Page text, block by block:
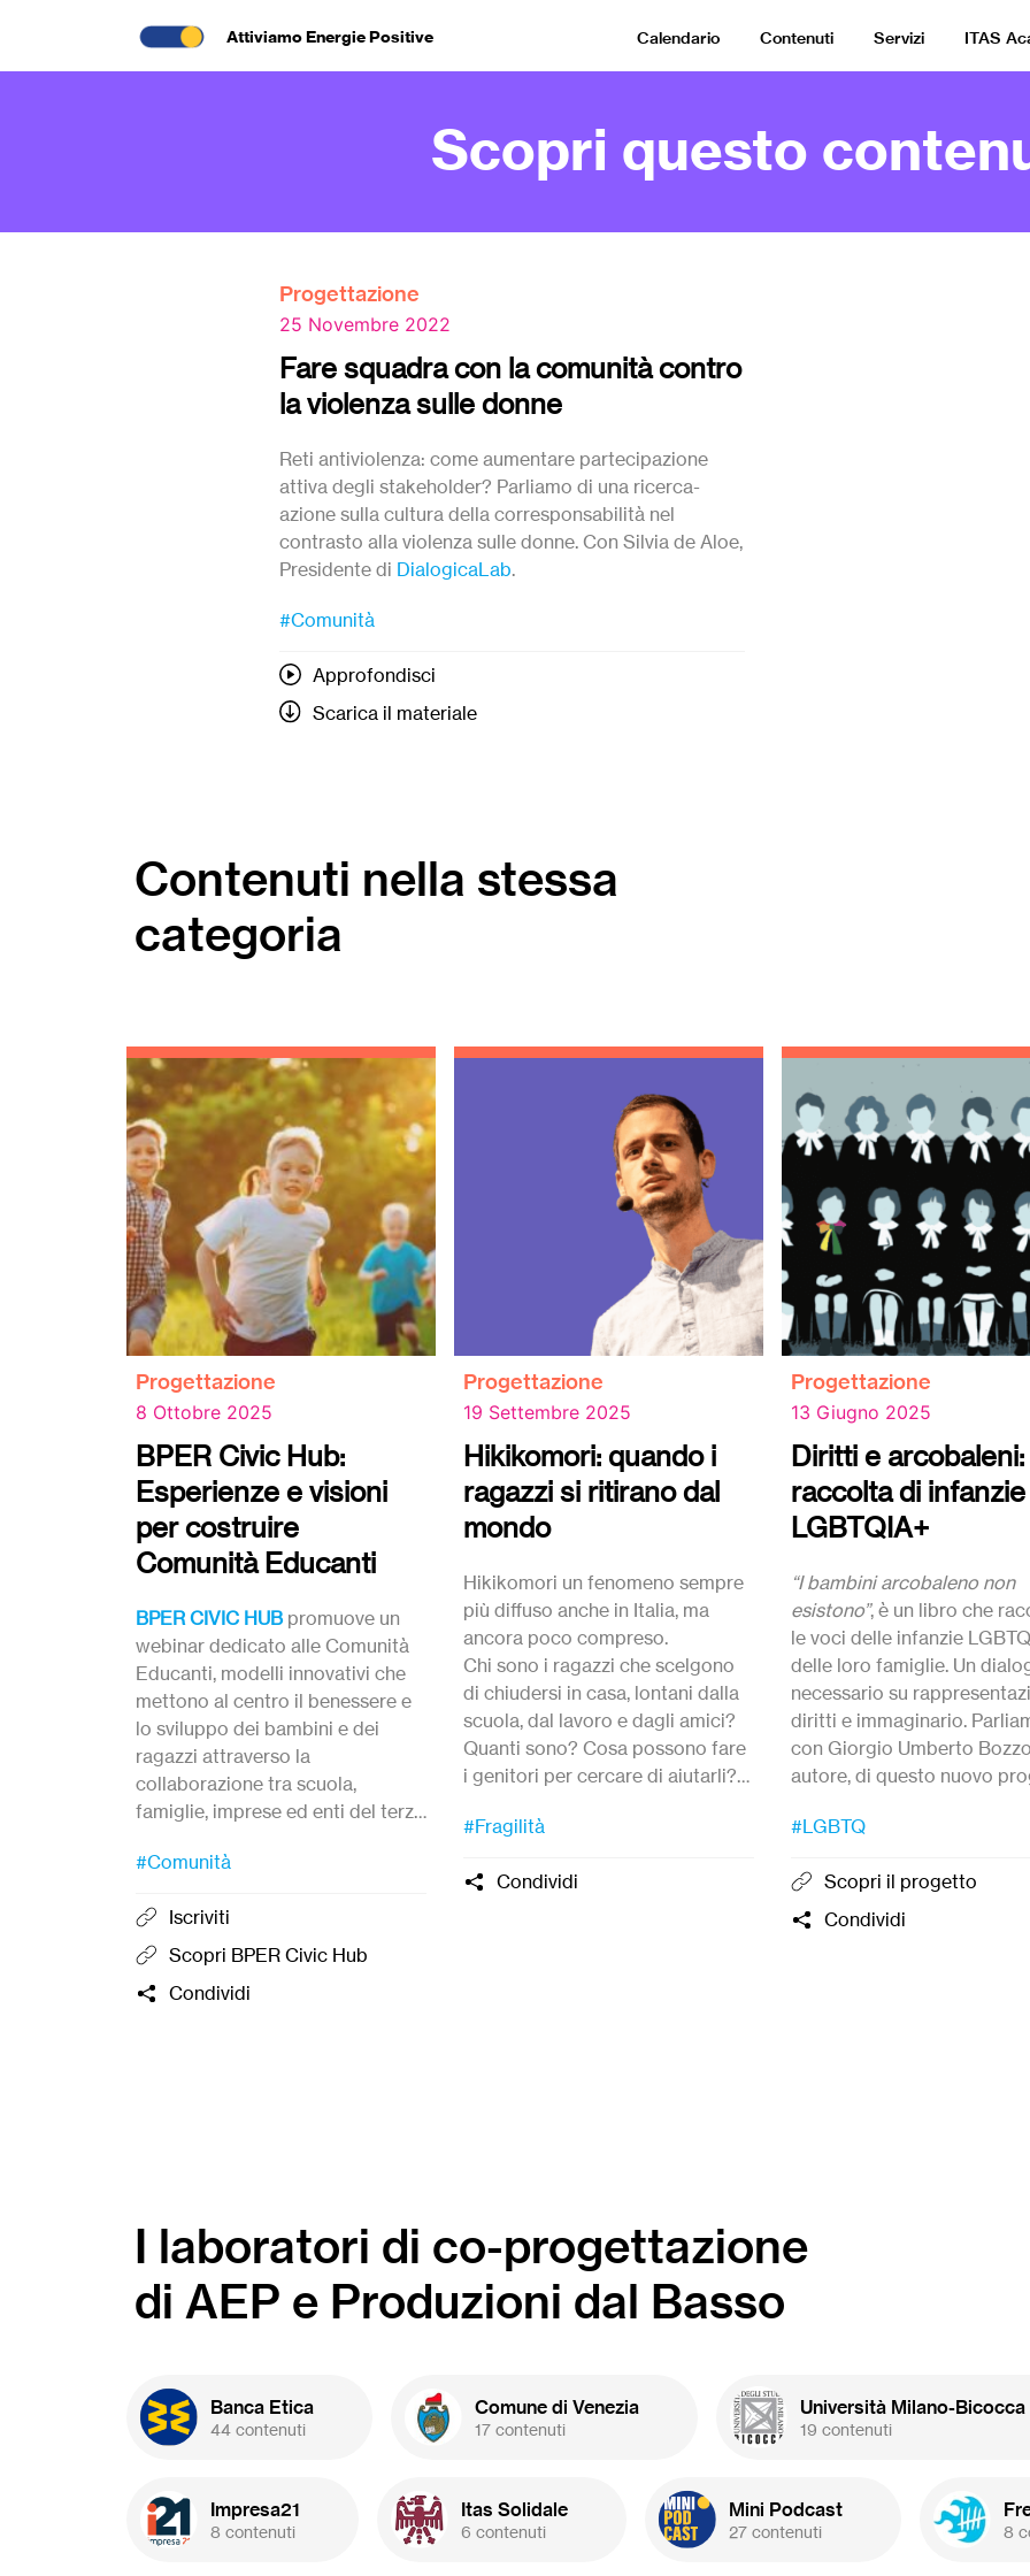
Attiviamo Energie Positive Calendario Contenuti Servizi ITAS
Scopri questo
Progettazione
25 Novembre 2022
Fare squadra con la comunità contro
la violenza sulle donne
Reti antiviolenza: come aumentare partecipazione
attiva degli stakeholder? Parliamo di una ricerca-
azione sulla cultura della corresponsabilità nel
contrasto alla violenza sulle donne. Con Silvia de Aloe,
Presidente di DialogicaLab.
#Comunità
Approfondisci
Scarica il materiale
Contenuti nella stessa
categoria
Progettazione
8 Ottobre 2025
BPER Civic Hub:
Esperienze e visioni
per costruire
Comunità Educanti
BPER CIVIC HUBpromuove un
webinar dedicato alle Comunità
Educanti, modelli innovativi che
mettono al centro il benessere e
lo sviluppo dei bambini e dei
ragazzi attraverso la
collaborazione tra scuola,
famiglie, imprese ed enti del terzo
#Comunità
Iscriviti
Scopri BPER Civic Hub
Condividi
Progettazione
19 Settembre 2025
Hikikomori: quando i
ragazzi si ritirano dal
mondo
Hikikomori un fenomeno sempre
più diffuso anche in Italia, ma
ancora poco compreso.
Chi sono i ragazzi che scelgono
di chiudersi in casa, lontani dalla
scuola, dal lavoro e dagli amici?
Quanti sono? Cosa possono fare
i genitori per cercare di aiutarli?
abbiamo fatto al dott.
fondatore diHikikomori Italia
#Fragilità
Condividi
Progettazione
13 Giugno 2025
Diritti e
raccolta di infanzie
LGBTQIA+
“I bambini arcobaleno non
esistono”, è un libro che
le voci delle infanzie
delle loro famiglie. Un
necessario su
diritti e immaginario.
con Giorgio Umberto
autore, di questo nuovo
campagna di crowdfunding.
#LGBTQ
Scopri il progetto
Condividi
I laboratori di co-progettazione
di AEP e Produzioni dal Basso
Banca Etica
44 contenuti
Comune di Venezia
17 contenuti
Università Milano-Bicocca
19 contenuti
Impresa21
8 contenuti
Itas Solidale
6 contenuti
Mini Podcast
27 contenuti 8